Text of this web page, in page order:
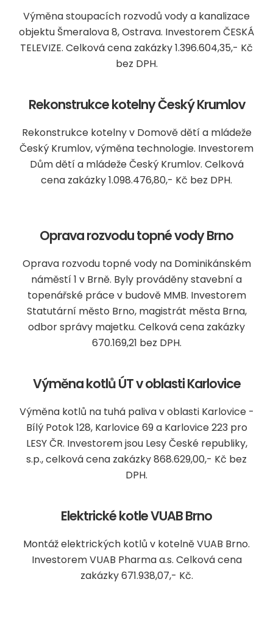
Výměna stoupacích rozvodů vody a kanalizace
objektu Šmeralova 8, Ostrava. Investorem ČESKÁ
TELEVIZE. Celková cena zakázky 1.396.604,35,- Kč
bez DPH.
Rekonstrukce kotelny Český Krumlov
Rekonstrukce kotelny v Domově dětí a mládeže
Český Krumlov, výměna technologie. Investorem
Dům dětí a mládeže Český Krumlov. Celková
cena zakázky 1.098.476,80,- Kč bez DPH.
Oprava rozvodu topné vody Brno
Oprava rozvodu topné vody na Dominikánském
náměstí 1 v Brně. Byly prováděny stavební a
topenářské práce v budově MMB. Investorem
Statutární město Brno, magistrát města Brna,
odbor správy majetku. Celková cena zakázky
670.169,21 bez DPH.
Výměna kotlů ÚT v oblasti Karlovice
Výměna kotlů na tuhá paliva v oblasti Karlovice -
Bílý Potok 128, Karlovice 69 a Karlovice 223 pro
LESY ČR. Investorem jsou Lesy České republiky,
s.p., celková cena zakázky 868.629,00,- Kč bez
DPH.
Elektrické kotle VUAB Brno
Montáž elektrických kotlů v kotelně VUAB Brno.
Investorem VUAB Pharma a.s. Celková cena
zakázky 671.938,07,- Kč.